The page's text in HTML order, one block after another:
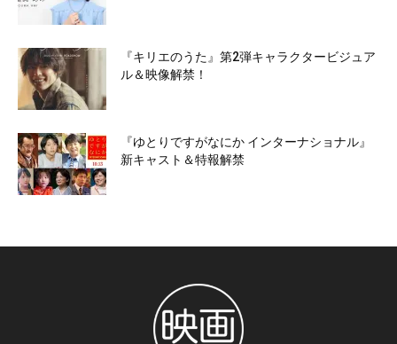
『キリエのうた』第2弾キャラクタービジュア
ル＆映像解禁！
『ゆとりですがなにか インターナショナル』
新キャスト＆特報解禁